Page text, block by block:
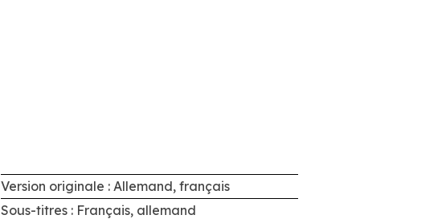
Version originale : Allemand, français
Sous-titres : Français, allemand